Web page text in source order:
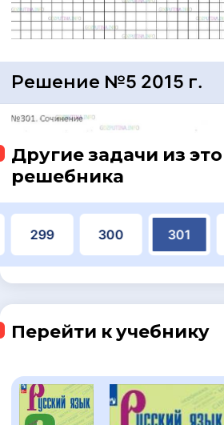
Решение №5 2015 г.
Другие задачи из
решебника
299 300 301
Перейти к учебнику